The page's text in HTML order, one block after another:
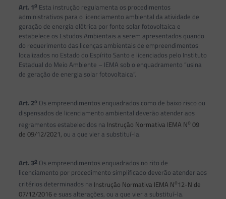
Art. 1oEsta instrução regulamenta os procedimentos
administrativos para o licenciamento ambiental da atividade de
geração de energia elétrica por fonte solar fotovoltaica e
estabelece os Estudos Ambientais a serem apresentados quando
do requerimento das licenças ambientais de empreendimentos
localizados no Estado do Espírito Santo e licenciados pelo Instituto
Estadual do Meio Ambiente – IEMA sob o enquadramento “usina
de geração de energia solar fotovoltaica”.
Art. 2oOs empreendimentos enquadrados como de baixo risco ou
dispensados de licenciamento ambiental deverão atender aos
regramentos estabelecidos na Instrução Normativa IEMA No 09
de 09/12/2021, ou a que vier a substituí-la.
Art. 3oOs empreendimentos enquadrados no rito de
licenciamento por procedimento simplificado deverão atender aos
critérios determinados na Instrução Normativa IEMA No12-N de
07/12/2016e suas alterações, ou a que vier a substituí-la.